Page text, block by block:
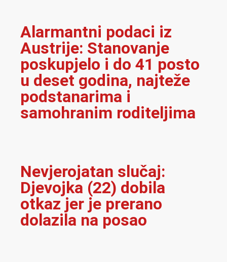
Alarmantni podaci iz
Austrije: Stanovanje
poskupjelo i do 41 posto
u deset godina, najteže
podstanarima i
samohranim roditeljima
Nevjerojatan slučaj:
Djevojka (22) dobila
otkaz jer je prerano
dolazila na posao